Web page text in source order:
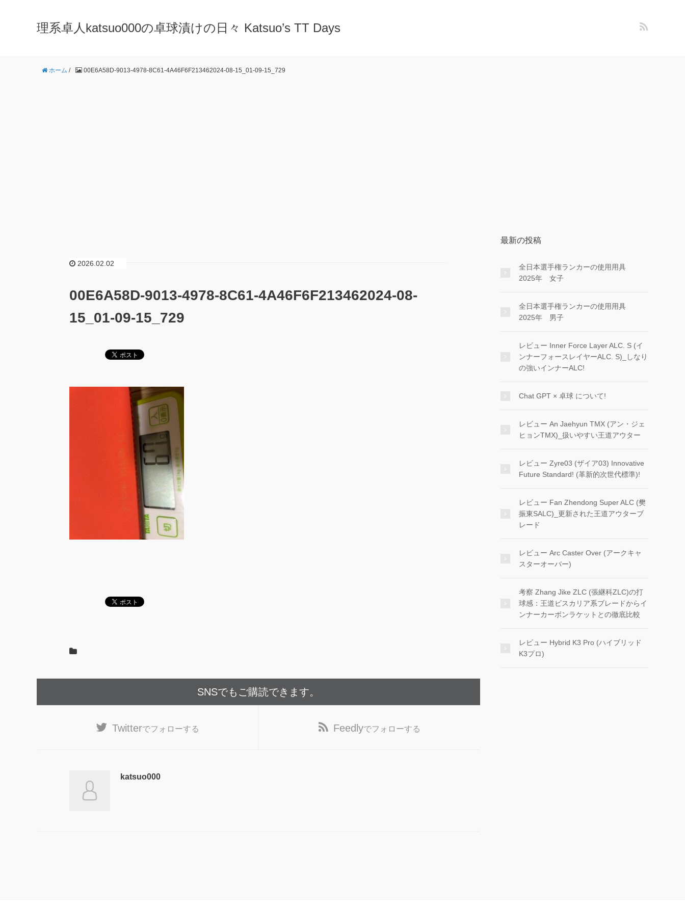
理系卓人katsuo000の卓球漬けの日々 Katsuo’s TT Days
ホーム / 00E6A58D-9013-4978-8C61-4A46F6F213462024-08-15_01-09-15_729
2026.02.02
00E6A58D-9013-4978-8C61-4A46F6F213462024-08-
15_01-09-15_729
SNSでもご購読できます。
Twitterでフォローする Feedlyでフォローする
katsuo000
最新の投稿
全日本選手権ランカーの使用用具
2025年 女子
全日本選手権ランカーの使用用具
2025年 男子
レビュー Inner Force Layer ALC. S (イ
ンナーフォースレイヤーALC. S)_しなり
の強いインナーALC!
Chat GPT × 卓球 について!
レビュー An Jaehyun TMX (アン・ジェ
ヒョンTMX)_扱いやすい王道アウター
レビュー Zyre03 (ザイア03) Innovative
Future Standard! (革新的次世代標準)!
レビュー Fan Zhendong Super ALC (樊
振東SALC)_更新された王道アウターブ
レード
レビュー Arc Caster Over (アークキャ
スターオーバー)
考察 Zhang Jike ZLC (張継科ZLC)の打
球感：王道ビスカリア系ブレードからイ
ンナーカーボンラケットとの徹底比較
レビュー Hybrid K3 Pro (ハイブリッド
K3プロ)